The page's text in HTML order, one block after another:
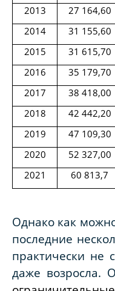
2013
27 164,60
2014
31 155,60
2015
31 615,70
2016
35 179,70
2017
38 418,00
2018
42 442,20
2019
47 109,30
2020
52 327,00
2021
60 813,7
Однако как
последние
практически не
даже возросла.